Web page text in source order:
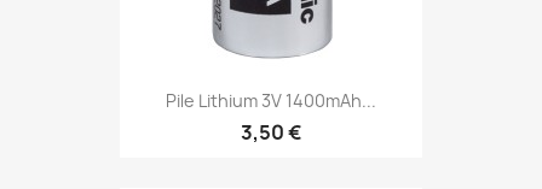
Pile Lithium 3V 1400mAh...
3,50 €